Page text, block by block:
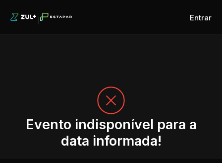
Entrar
Evento indisponível para a
data informada!